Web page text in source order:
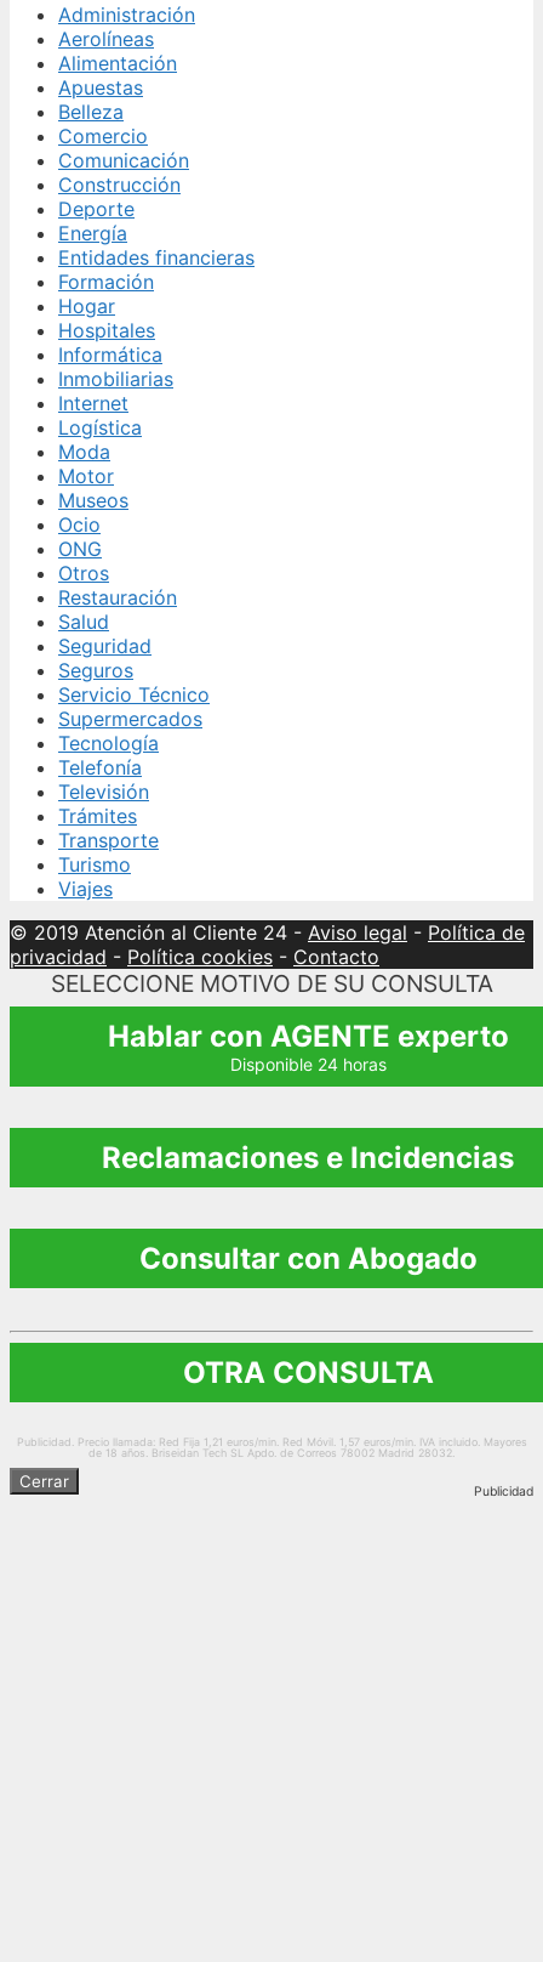
Administración
Aerolíneas
Alimentación
Apuestas
Belleza
Comercio
Comunicación
Construcción
Deporte
Energía
Entidades financieras
Formación
Hogar
Hospitales
Informática
Inmobiliarias
Internet
Logística
Moda
Motor
Museos
Ocio
ONG
Otros
Restauración
Salud
Seguridad
Seguros
Servicio Técnico
Supermercados
Tecnología
Telefonía
Televisión
Trámites
Transporte
Turismo
Viajes
© 2019 Atención al Cliente 24 - Aviso legal - Política de
privacidad - Política cookies - Contacto
SELECCIONE MOTIVO DE SU CONSULTA
Hablar con AGENTE experto
Disponible 24 horas
Reclamaciones e Incidencias
Consultar con Abogado
OTRA CONSULTA
Publicidad. Precio llamada: Red Fija 1,21 euros/min. Red Móvil. 1,57 euros/min. IVA incluido. Mayores
de 18 años. Briseidan Tech SL Apdo. de Correos 78002 Madrid 28032.
Publicidad
Cerrar